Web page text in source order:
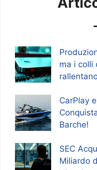
ma i colli
CarPlay
Barche!
SEC
Miliardo